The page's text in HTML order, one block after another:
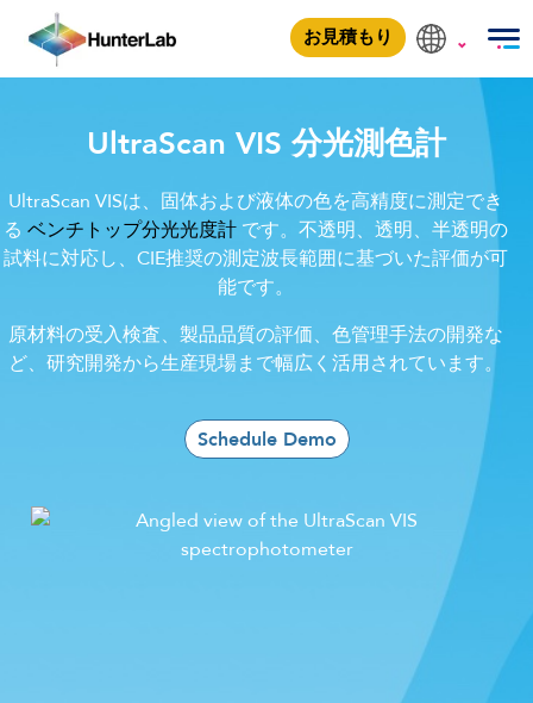
お見積もり
UltraScan VIS
UltraScan VIS 分光測色計
UltraScan VISは、固体および液体の色を高精度に測定でき
る ベンチトップ分光光度計です。不透明、透明、半透明の
試料に対応し、CIE推奨の測定波長範囲に基づいた評価が可
能です。
原材料の受入検査、製品品質の評価、色管理手法の開発な
ど、研究開発から生産現場まで幅広く活用されています。
Schedule Demo